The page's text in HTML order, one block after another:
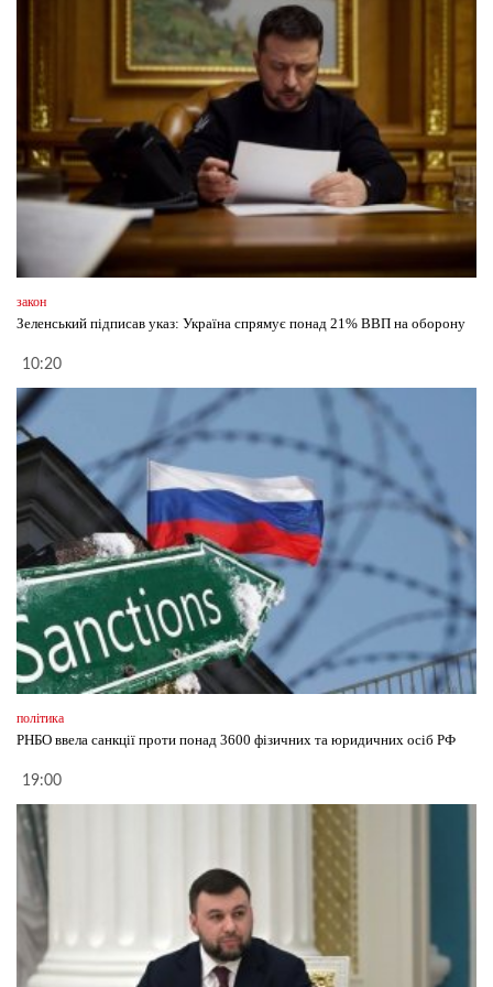
закон
Зеленський підписав указ: Україна спрямує понад 21% ВВП на оборону
10:20
політика
РНБО ввела санкції проти понад 3600 фізичних та юридичних осіб РФ
19:00